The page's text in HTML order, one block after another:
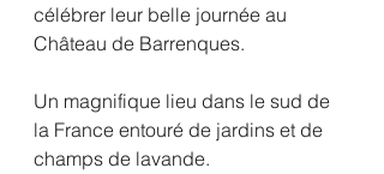
célébrer leur belle journée au
Château de Barrenques.
Un magnifique lieu dans le sud de
la France entouré de jardins et de
champs de lavande.